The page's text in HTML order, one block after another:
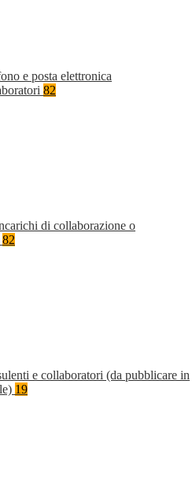
e posta elettronica
82
di collaborazione o
82
e collaboratori (da pubblicare in
19